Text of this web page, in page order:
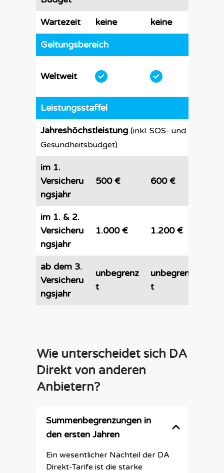
Wartezeit keine keine
Geltungsbereich
Weltweit
Leistungsstaffel
Jahreshöchstleistung (inkl. SOS- und
Gesundheitsbudget)
im 1.
Versicheru
ngsjahr
500 € 600 €
im 1. & 2.
Versicheru
ngsjahr
1.000 € 1.200 €
ab dem 3.
Versicheru
ngsjahr
unbegrenz
t
unbegrenz
t
Wie unterscheidet sich DA
Direkt von anderen
Anbietern?
Summenbegrenzungen in
den ersten Jahren
Ein wesentlicher Nachteil der DA
Direkt-Tarife ist die starke